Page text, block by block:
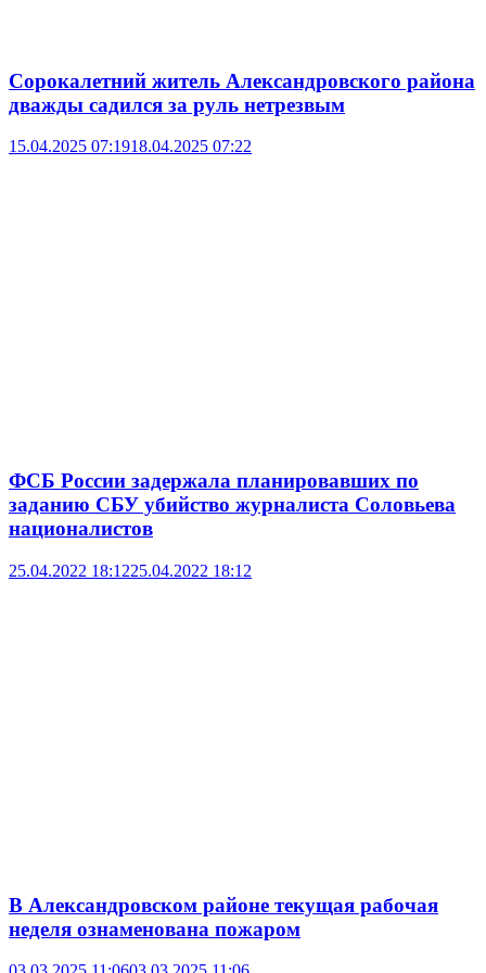
Сорокалетний житель Александровского района
дважды садился за руль нетрезвым
15.04.2025 07:1918.04.2025 07:22
ФСБ России задержала планировавших по
заданию СБУ убийство журналиста Соловьева
националистов
25.04.2022 18:1225.04.2022 18:12
В Александровском районе текущая рабочая
неделя ознаменована пожаром